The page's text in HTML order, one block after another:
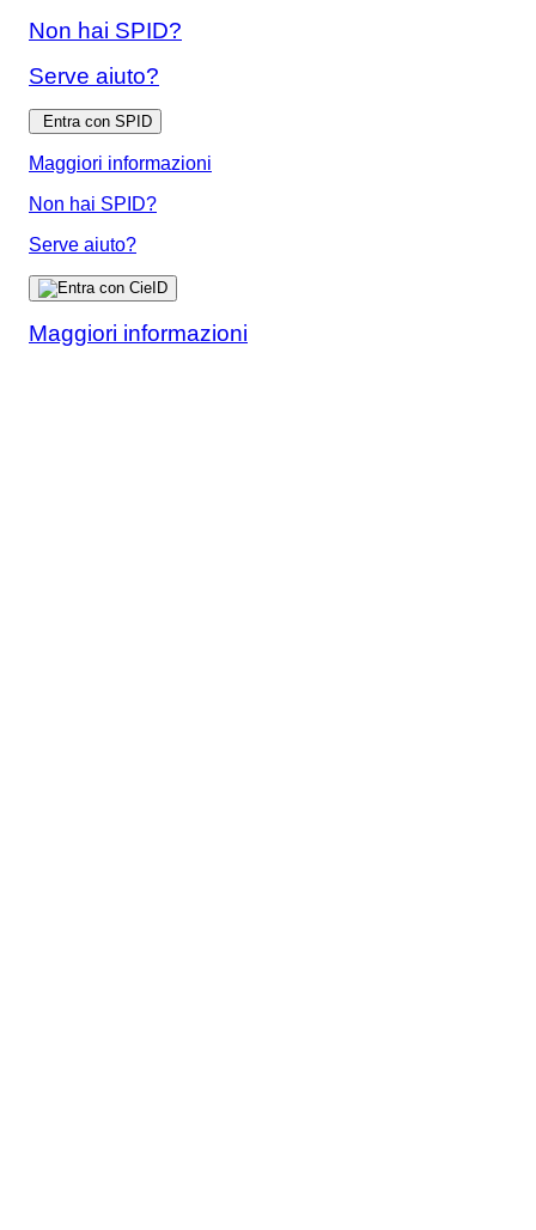
Non hai SPID?
Serve aiuto?
Entra con SPID
Maggiori informazioni
Non hai SPID?
Serve aiuto?
Maggiori informazioni